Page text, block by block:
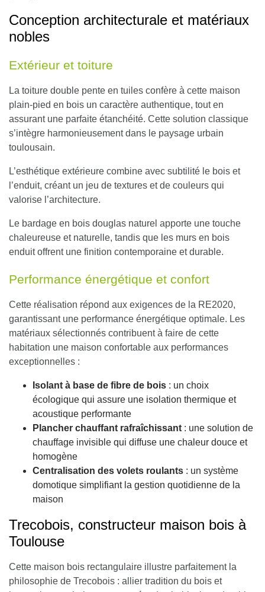
Conception architecturale et matériaux
nobles
Extérieur et toiture
La toiture double pente en tuiles confère à cette maison
plain-pied en bois un caractère authentique, tout en
assurant une parfaite étanchéité. Cette solution classique
s’intègre harmonieusement dans le paysage urbain
toulousain.
L’esthétique extérieure combine avec subtilité le bois et
l’enduit, créant un jeu de textures et de couleurs qui
valorise l’architecture.
Le bardage en bois douglas naturel apporte une touche
chaleureuse et naturelle, tandis que les murs en bois
enduit offrent une finition contemporaine et durable.
Performance énergétique et confort
Cette réalisation répond aux exigences de la RE2020,
garantissant une performance énergétique optimale. Les
matériaux sélectionnés contribuent à faire de cette
habitation une maison confortable aux performances
exceptionnelles :
Isolant à base de fibre de bois : un choix
écologique qui assure une isolation thermique et
acoustique performante
Plancher chauffant rafraîchissant : une solution de
chauffage invisible qui diffuse une chaleur douce et
homogène
Centralisation des volets roulants : un système
domotique simplifiant la gestion quotidienne de la
maison
Trecobois, constructeur maison bois à
Toulouse
Cette maison bois rectangulaire illustre parfaitement la
philosophie de Trecobois : allier tradition du bois et